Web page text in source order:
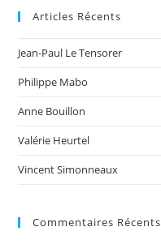
Articles Récents
Jean-Paul Le Tensorer
Philippe Mabo
Anne Bouillon
Valérie Heurtel
Vincent Simonneaux
Commentaires Récents